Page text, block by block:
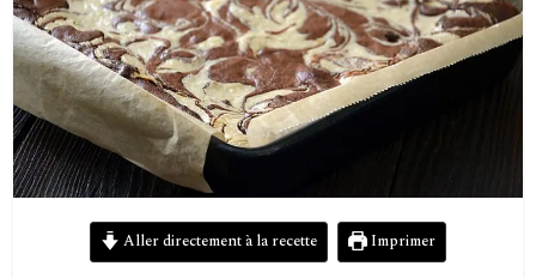
Aller directement à la recette Imprimer